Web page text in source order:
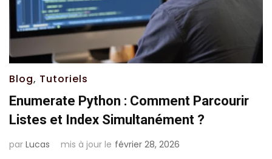
Blog, Tutoriels
Enumerate Python : Comment Parcourir
Listes et Index Simultanément ?
par Lucas mis à jour le février 28, 2026